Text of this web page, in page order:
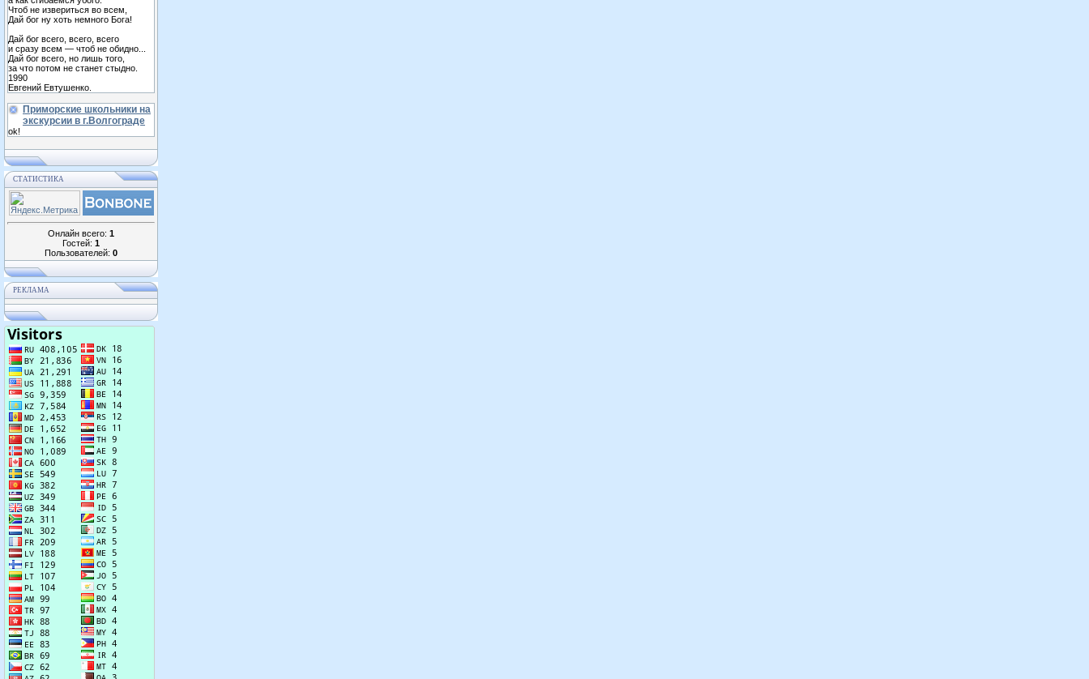
Чтоб не извериться во всем,
Дай бог ну хоть немного Бога!
Дай бог всего, всего, всего
и сразу всем — чтоб не обидно...
Дай бог всего, но лишь того,
за что потом не станет стыдно.
1990
Евгений Евтушенко.
Приморские школьники на
экскурсии в г.Волгограде
ok!
СТАТИСТИКА
Онлайн всего: 1
Гостей: 1
Пользователей: 0
РЕКЛАМА